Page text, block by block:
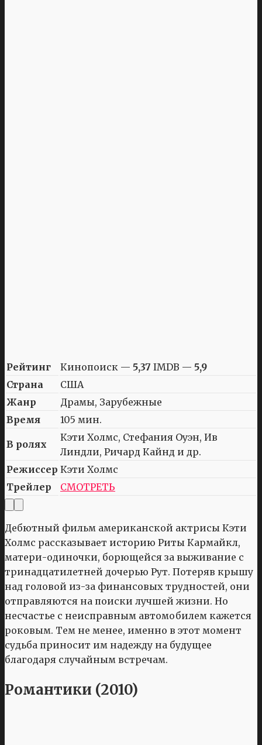
Рейтинг Кинопоиск — 5,37 IMDB — 5,9
Страна
США
Жанр
Драмы, Зарубежные
Время
105 мин.
В ролях
Кэти Холмс, Стефания Оуэн, Ив
Линдли, Ричард Кайнд и др.
Режиссер Кэти Холмс
Трейлер
СМОТРЕТЬ
Дебютный фильм американской актрисы Кэти
Холмс рассказывает историю Риты Кармайкл,
матери-одиночки, борющейся за выживание с
тринадцатилетней дочерью Рут. Потеряв крышу
над головой из-за финансовых трудностей, они
отправляются на поиски лучшей жизни. Но
несчастье с неисправным автомобилем кажется
роковым. Тем не менее, именно в этот момент
судьба приносит им надежду на будущее
благодаря случайным встречам.
Романтики (2010)